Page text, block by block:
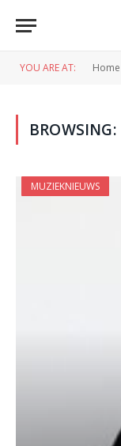
YOU ARE AT: Home
BROWSING:
MUZIEKNIEUWS